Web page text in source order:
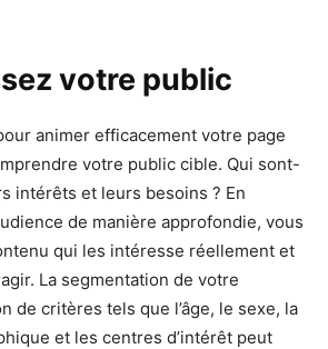
votre public
animer efficacement votre page
votre public cible. Qui sont-
intérêts et leurs besoins ? En
de manière approfondie, vous
qui les intéresse réellement et
La segmentation de votre
de critères tels que l’âge, le sexe, la
et les centres d’intérêt peut